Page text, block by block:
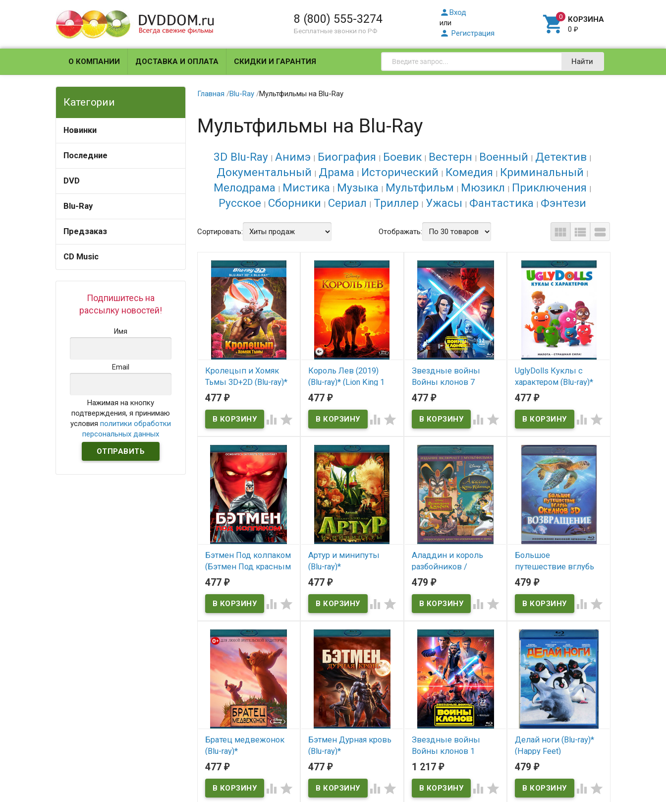
8 (800) 555-3274
Бесплатные звонки по РФ
Вход
или
 Регистрация  КОРЗИНА
0₽
О КОМПАНИИ ДОСТАВКА И ОПЛАТА СКИДКИ И ГАРАНТИЯ Найти
Категории
Новинки
Последние
DVD
Blu-Ray
Предзаказ
CD Music
Подпишитесь на
рассылку новостей!
Имя
Email
Нажимая на кнопку
подтверждения, я принимаю
условияполитики обработки
персональных данных
Главная /Blu-Ray /Мультфильмы на Blu-Ray
Мультфильмы на Blu-Ray
3D Blu-Ray Анимэ Биография Боевик Вестерн Военный
Детектив
Документальный
Драма Исторический Комедия
Криминальный
Мелодрама
Мистика Музыка Мультфильм Мюзикл
Приключения
Русское
Сборники Сериал Триллер Ужасы Фантастика Фэнтези
Сортировать: Отображать:   
Кролецып и Хомяк
Тьмы 3D+2D (Blu-ray)*
(Rabbits)
В наличии
Rabbits
477 ₽
 
Король Лев (2019)
(Blu-ray)* (Lion King 1
1/2)
В наличии
Lion King 1 1/2
477₽
 
Звездные войны
Войны клонов 7
Сезон (12 серий) (Blu-
Clone Wars)
Star Wars The Clone Wars
477 ₽
 
UglyDolls Куклы с
характером (Blu-ray)*
В наличии
477₽
 
Бэтмен Под колпаком
(Бэтмен Под красным
колпаком) (Blu-ray)*
В наличии
477 ₽
 
Артур и минипуты
(Blu-ray)*
В наличии
477₽
 
Аладдин и король
разбойников /
Аладдин
Джафара (Blu-ray)*
(Aladdin and the King of
Jafar)
В наличии
Aladdin and the King of
Thieves / The Return of Jafar
479 ₽
 
Большое
путешествие вглубь
океанов 3D
(Turtle: The Incredible)
Turtle: The Incredible
479₽
 
Братец медвежонок
(Blu-ray)*
В наличии
477 ₽
 
Бэтмен Дурная кровь
(Blu-ray)*
В наличии
477₽
 
Звездные войны
Войны клонов 1
Сезон (22 серии) /
Войны клонов (3 Blu-
ray)* (Star Wars: The
1 217 ₽
 
Делай ноги (Blu-ray)*
(Happy Feet)
В наличии
Happy Feet
479₽
 